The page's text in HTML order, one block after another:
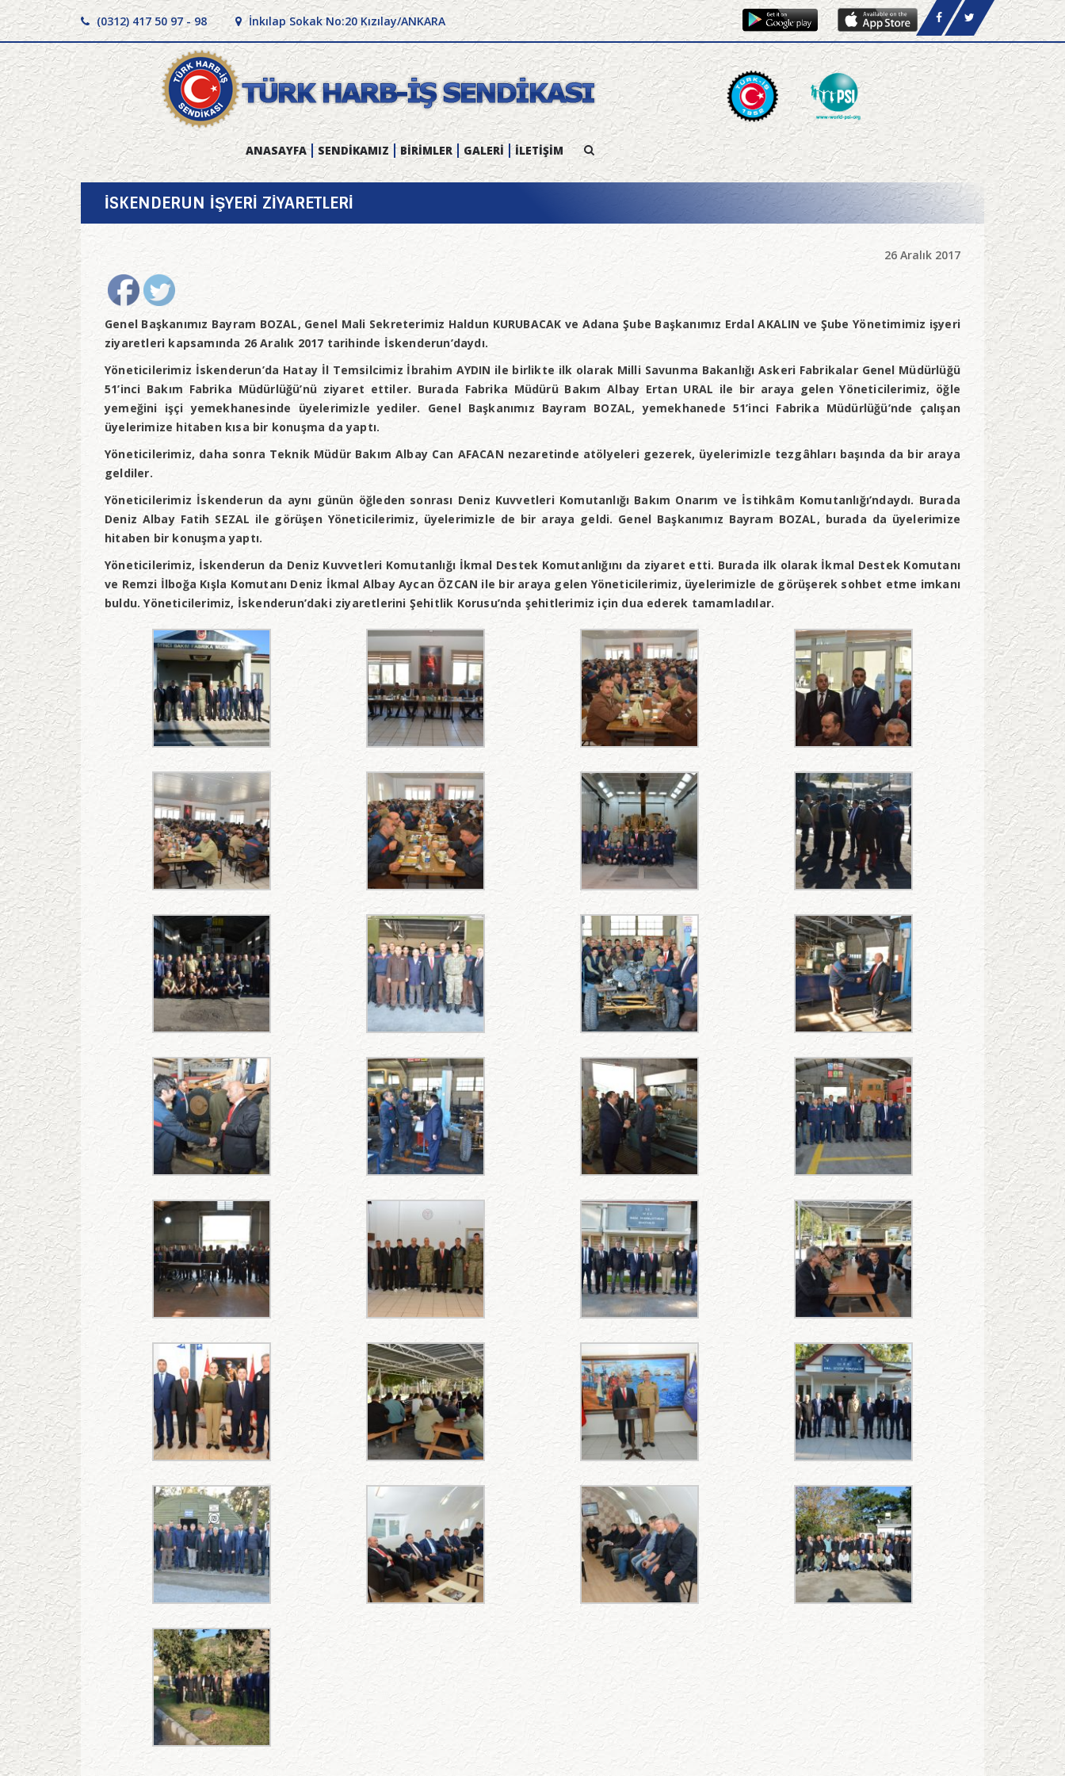
(0312) 417 50 97 - 98 İnkılap Sokak No:20 Kızılay/ANKARA
ANASAYFA SENDİKAMIZ BİRİMLER GALERİ İLETİŞİM
İSKENDERUN İŞYERİ ZİYARETLERİ
26 Aralık 2017
Genel Başkanımız Bayram BOZAL, Genel Mali Sekreterimiz Haldun KURUBACAK ve Adana Şube Başkanımız Erdal AKALIN ve Şube Yönetimimiz işyeri
ziyaretleri kapsamında 26 Aralık 2017 tarihinde İskenderun’daydı.
Yöneticilerimiz İskenderun’da Hatay İl Temsilcimiz İbrahim AYDIN ile birlikte ilk olarak Milli Savunma Bakanlığı Askeri Fabrikalar Genel Müdürlüğü
51’inci Bakım Fabrika Müdürlüğü’nü ziyaret ettiler. Burada Fabrika Müdürü Bakım Albay Ertan URAL ile bir araya gelen Yöneticilerimiz, öğle
yemeğini işçi yemekhanesinde üyelerimizle yediler. Genel Başkanımız Bayram BOZAL, yemekhanede 51’inci Fabrika Müdürlüğü’nde çalışan
üyelerimize hitaben kısa bir konuşma da yaptı.
Yöneticilerimiz, daha sonra Teknik Müdür Bakım Albay Can AFACAN nezaretinde atölyeleri gezerek, üyelerimizle tezgâhları başında da bir araya
geldiler.
Yöneticilerimiz İskenderun da aynı günün öğleden sonrası Deniz Kuvvetleri Komutanlığı Bakım Onarım ve İstihkâm Komutanlığı’ndaydı. Burada
Deniz Albay Fatih SEZAL ile görüşen Yöneticilerimiz, üyelerimizle de bir araya geldi. Genel Başkanımız Bayram BOZAL, burada da üyelerimize
hitaben bir konuşma yaptı.
Yöneticilerimiz, İskenderun da Deniz Kuvvetleri Komutanlığı İkmal Destek Komutanlığını da ziyaret etti. Burada ilk olarak İkmal Destek Komutanı
ve Remzi İlboğa Kışla Komutanı Deniz İkmal Albay Aycan ÖZCAN ile bir araya gelen Yöneticilerimiz, üyelerimizle de görüşerek sohbet etme imkanı
buldu. Yöneticilerimiz, İskenderun’daki ziyaretlerini Şehitlik Korusu’nda şehitlerimiz için dua ederek tamamladılar.